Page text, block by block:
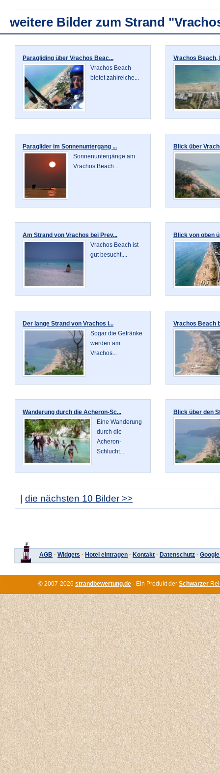
weitere Bilder zum Strand
Paragliding über Vrachos Beac...
Vrachos Beach
bietet zahlreiche...
Vrachos Beach,
Paraglider im Sonnenuntergang ...
Sonnenuntergänge am
Vrachos Beach...
Blick über
Am Strand von Vrachos bei Prev...
Vrachos Beach ist
gut besucht,...
Blick von oben
Der lange Strand von Vrachos i...
Sogar die Getränke
werden am
Vrachos...
Vrachos Beach
Wanderung durch die Acheron-Sc...
Eine Wanderung
durch die
Acheron-
Schlucht...
Blick über den
die nächsten 10 Bilder >>
AGB · Widgets · Hotel eintragen · Kontakt · Datenschutz ·
© 2007-2026 strandbewertung.de · Ein Produkt der Schwarzer